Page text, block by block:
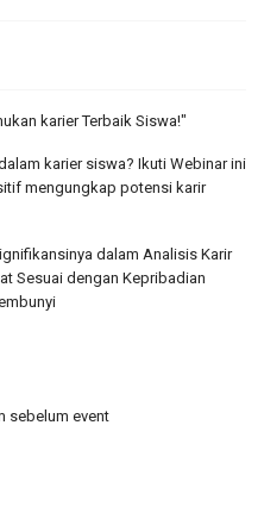
karier Terbaik Siswa!"
karier siswa? Ikuti Webinar ini
mengungkap potensi karir
dalam Analisis Karir
Sesuai dengan Kepribadian
sebelum event